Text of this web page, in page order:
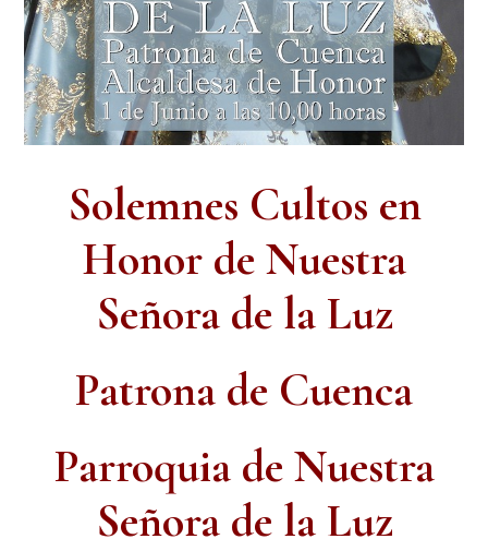
Solemnes Cultos en
Honor de Nuestra
Señora de la Luz
Patrona de Cuenca
Parroquia de Nuestra
Señora de la Luz